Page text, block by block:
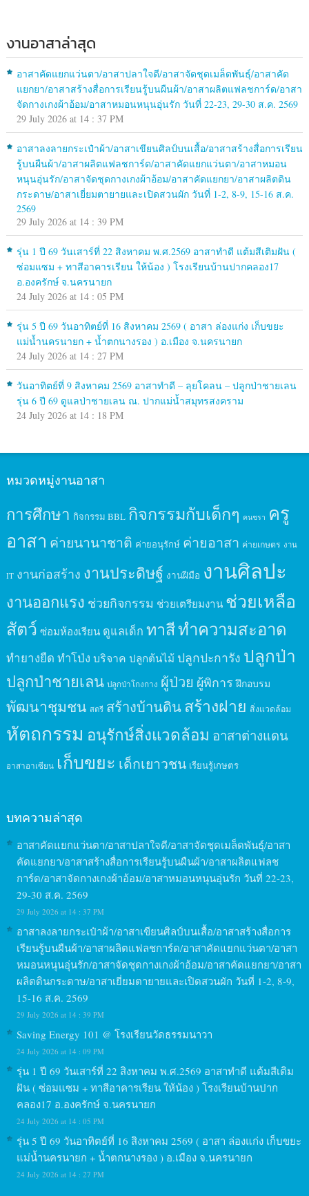
งานอาสาล่าสุด
อาสาคัดแยกแว่นตา/อาสาปลาใจดี/อาสาจัดชุดเมล็ดพันธุ์/อาสาคัด
แยกยา/อาสาสร้างสื่อการเรียนรู้บนผืนผ้า/อาสาผลิตแฟลชการ์ด/อาสา
จัดกางเกงผ้าอ้อม/อาสาหมอนหนุนอุ่นรัก วันที่ 22-23, 29-30 ส.ค. 2569
29 July 2026 at 14 : 37 PM
อาสาลงลายกระเป๋าผ้า/อาสาเขียนศิลป์บนเสื้อ/อาสาสร้างสื่อการเรียน
รู้บนผืนผ้า/อาสาผลิตแฟลชการ์ด/อาสาคัดแยกแว่นตา/อาสาหมอน
หนุนอุ่นรัก/อาสาจัดชุดกางเกงผ้าอ้อม/อาสาคัดแยกยา/อาสาผลิตดิน
กระดาษ/อาสาเยี่ยมตายายและเปิดสวนผัก วันที่ 1-2, 8-9, 15-16 ส.ค.
2569
29 July 2026 at 14 : 39 PM
รุ่น 1 ปี 69 วันเสาร์ที่ 22 สิงหาคม พ.ศ.2569 อาสาทำดี แต้มสีเติมฝัน (
ซ่อมแซม + ทาสีอาคารเรียน ให้น้อง ) โรงเรียนบ้านปากคลอง17
อ.องครักษ์ จ.นครนายก
24 July 2026 at 14 : 05 PM
รุ่น 5 ปี 69 วันอาทิตย์ที่ 16 สิงหาคม 2569 ( อาสา ล่องแก่ง เก็บขยะ
แม่น้ำนครนายก + น้ำตกนางรอง ) อ.เมือง จ.นครนายก
24 July 2026 at 14 : 27 PM
วันอาทิตย์ที่ 9 สิงหาคม 2569 อาสาทำดี – ลุยโคลน – ปลูกป่าชายเลน
รุ่น 6 ปี 69 ดูแลป่าชายเลน ณ. ปากแม่น้ำสมุทรสงคราม
24 July 2026 at 14 : 18 PM
หมวดหมู่งานอาสา
การศึกษา กิจกรรม BBL กิจกรรมกับเด็กๆ คนชรา ครู
อาสา ค่ายนานาชาติ ค่ายอนุรักษ์ ค่ายอาสา ค่ายเกษตร งาน
IT งานก่อสร้าง งานประดิษฐ์ งานฝีมือ งานศิลปะ
งานออกแรง ช่วยกิจกรรม ช่วยเตรียมงาน ช่วยเหลือ
สัตว์ ซ่อมห้องเรียน ดูแลเด็ก ทาสีทำความสะอาด
ทำยางยืด ทำโป่ง บริจาค ปลูกต้นไม้ ปลูกปะการัง ปลูกป่า
ปลูกป่าชายเลน ปลูกป่าโกงกาง ผู้ป่วย ผู้พิการ ฝึกอบรม
พัฒนาชุมชน สตรี สร้างบ้านดินสร้างฝาย สิ่งแวดล้อม
หัตถกรรม อนุรักษ์สิ่งแวดล้อม อาสาต่างแดน
อาสาอาเซียน เก็บขยะ เด็กเยาวชน เรียนรู้เกษตร
บทความล่าสุด
อาสาคัดแยกแว่นตา/อาสาปลาใจดี/อาสาจัดชุดเมล็ดพันธุ์/อาสา
คัดแยกยา/อาสาสร้างสื่อการเรียนรู้บนผืนผ้า/อาสาผลิตแฟลช
การ์ด/อาสาจัดกางเกงผ้าอ้อม/อาสาหมอนหนุนอุ่นรัก วันที่ 22-23,
29-30 ส.ค. 2569
29 July 2026 at 14 : 37 PM
อาสาลงลายกระเป๋าผ้า/อาสาเขียนศิลป์บนเสื้อ/อาสาสร้างสื่อการ
เรียนรู้บนผืนผ้า/อาสาผลิตแฟลชการ์ด/อาสาคัดแยกแว่นตา/อาสา
หมอนหนุนอุ่นรัก/อาสาจัดชุดกางเกงผ้าอ้อม/อาสาคัดแยกยา/อาสา
ผลิตดินกระดาษ/อาสาเยี่ยมตายายและเปิดสวนผัก วันที่ 1-2, 8-9,
15-16 ส.ค. 2569
29 July 2026 at 14 : 39 PM
Saving Energy 101 @ โรงเรียนวัดธรรมนาวา
24 July 2026 at 14 : 09 PM
รุ่น 1 ปี 69 วันเสาร์ที่ 22 สิงหาคม พ.ศ.2569 อาสาทำดี แต้มสีเติม
ฝัน ( ซ่อมแซม + ทาสีอาคารเรียน ให้น้อง ) โรงเรียนบ้านปาก
คลอง17 อ.องครักษ์ จ.นครนายก
24 July 2026 at 14 : 05 PM
รุ่น 5 ปี 69 วันอาทิตย์ที่ 16 สิงหาคม 2569 ( อาสา ล่องแก่ง เก็บขยะ
แม่น้ำนครนายก + น้ำตกนางรอง ) อ.เมือง จ.นครนายก
24 July 2026 at 14 : 27 PM